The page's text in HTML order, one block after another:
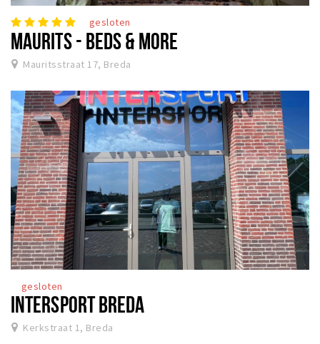
gesloten
MAURITS - BEDS & MORE
Mauritsstraat 17, Breda
gesloten
INTERSPORT BREDA
Kerkstraat 1, Breda